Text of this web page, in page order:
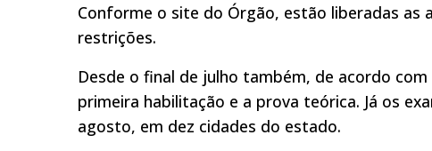
Conforme o site do Órgão, estão liberadas as
restrições.
Desde o final de julho também, de acordo
primeira habilitação e a prova teórica. Já os
agosto, em dez cidades do estado.